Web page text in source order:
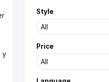
y
Style
Price